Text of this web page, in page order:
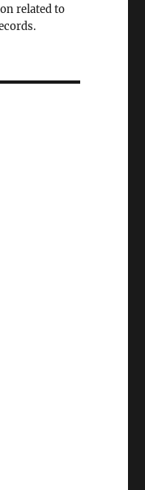
related to